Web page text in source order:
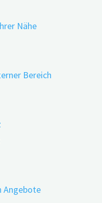
Nähe
Bereich
Angebote
Fettleibigkeit
-sucht